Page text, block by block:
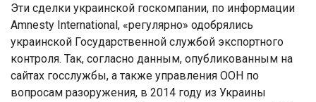
Эти сделки украинской госкомпании, по информации
Amnesty International, «регулярно» одобрялись
украинской Государственной службой экспортного
контроля. Так, согласно данным, опубликованным на
сайтах госслужбы, а также управления ООН по
вопросам разоружения, в 2014 году из Украины